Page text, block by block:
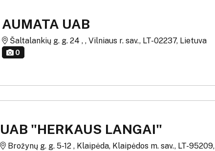
AUMATA UAB
Šaltalankių g. g. 24 , , Vilniaus r. sav., LT-02237, Lietuva
0
UAB "HERKAUS LANGAI"
Brožynų g. g. 5-12 , Klaipėda, Klaipėdos m. sav., LT-95209,